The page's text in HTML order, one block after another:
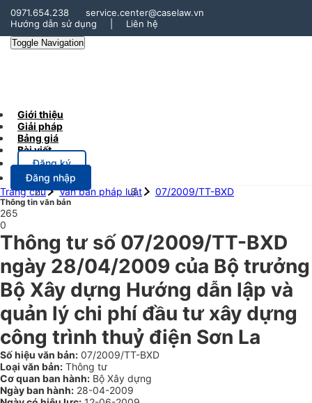
0971.654.238
service.center@caselaw.vn
Hướng dẫn sử dụng
Liên hệ
Toggle Navigation
Giới thiệu
Giải pháp
Bảng giá
Bài viết
Đăng ký
Đăng nhập
Trang chủ
Văn bản pháp luật 07/2009/TT-BXD
Thông tin văn bản
265
0
Thông tư số 07/2009/TT-BXD
ngày 28/04/2009 của Bộ trưởng
Bộ Xây dựng Hướng dẫn lập và
quản lý chi phí đầu tư xây dựng
công trình thuỷ điện Sơn La
Số hiệu văn bản: 07/2009/TT-BXD
Loại văn bản: Thông tư
Cơ quan ban hành: Bộ Xây dựng
Ngày ban hành: 28-04-2009